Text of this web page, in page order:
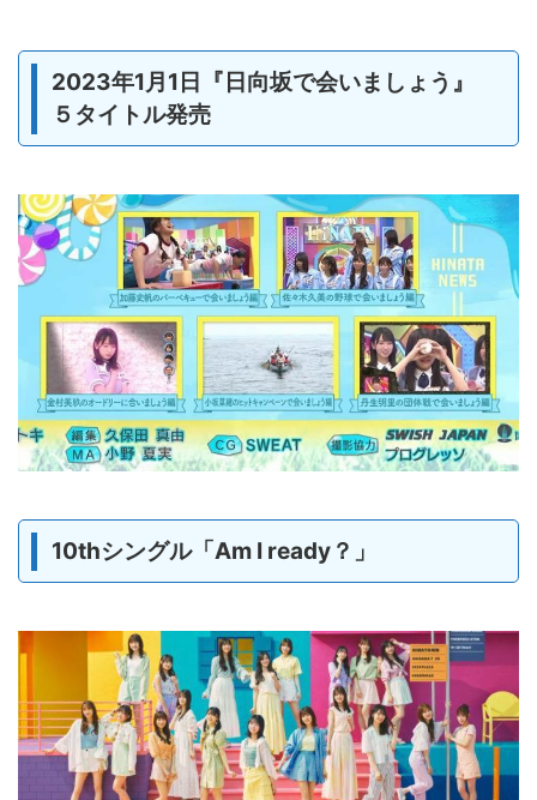
2023年1月1日『日向坂で会いましょう』
５タイトル発売
10thシングル「Am I ready？」